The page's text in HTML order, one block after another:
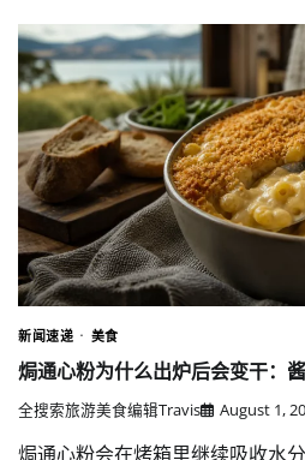
新闻速递 美食
焗通心粉为什么出炉后会变干：
全搜索旅游美食编辑Travis August 1,
焗通心粉会在烤箱里继续吸收水